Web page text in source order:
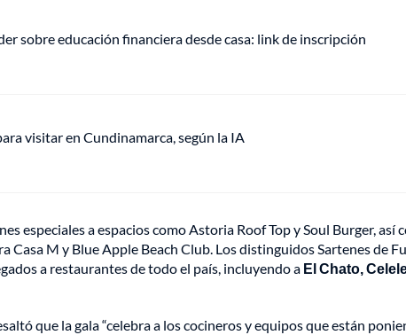
sobre educación financiera desde casa: link de inscripción
visitar en Cundinamarca, según la IA
especiales a espacios como Astoria Roof Top y Soul Burger, así
M y Blue Apple Beach Club. Los distinguidos Sartenes de
a restaurantes de todo el país, incluyendo a El Chato,
que la gala “celebra a los cocineros y equipos que están